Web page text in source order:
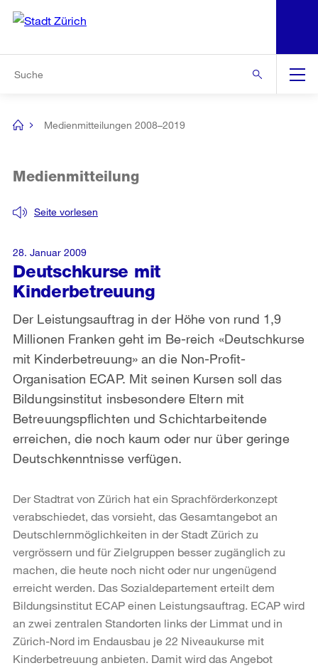
Navigation
[no
Medienmitteilungen 2008–2019
Deutschkurse mit
Kinderbetreuung
Seite vorlesen
Medienmitteilung
Der Leistungsauftrag in der Höhe von rund 1,9
Millionen Franken geht im Be-reich «Deutschkurse
mit Kinderbetreuung» an die Non-Profit-
Organisation ECAP. Mit seinen Kursen soll das
Bildungsinstitut insbesondere Eltern mit
Betreuungspflichten und Schichtarbeitende
erreichen, die noch kaum oder nur über geringe
Deutschkenntnisse verfügen.
28. Januar 2009
Der Stadtrat von Zürich hat ein Sprachförderkonzept
verabschiedet, das vorsieht, das Gesamtangebot an
Deutschlernmöglichkeiten in der Stadt Zürich zu
vergrössern und für Zielgruppen besser zugänglich zu
machen, die heute noch nicht oder nur ungenügend
erreicht werden. Das Sozialdepartement erteilt dem
Bildungsinstitut ECAP einen Leistungsauftrag. ECAP wird
an zwei zentralen Standorten links der Limmat und in
Zürich-Nord im Endausbau je 22 Niveaukurse mit
Kinderbetreuung anbieten. Damit wird das Angebot